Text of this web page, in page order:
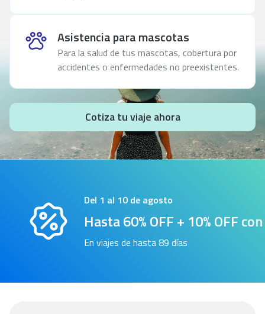
Asistencia para mascotas
Para la salud de tus mascotas, cobertura por
accidentes o enfermedades no preexistentes.
Cotiza tu viaje ahora
Del 1 al 10 de agosto
Hasta 60% OFF + 10% OFF
En viajes de hasta 89 días